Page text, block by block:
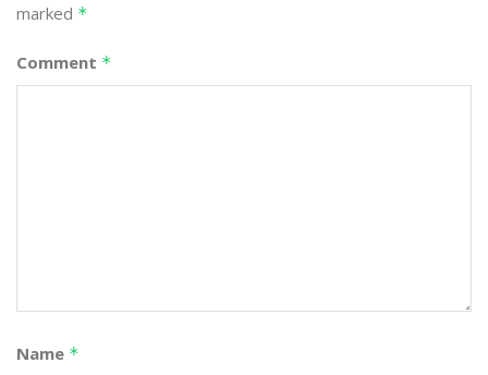
marked *
Comment *
Name *